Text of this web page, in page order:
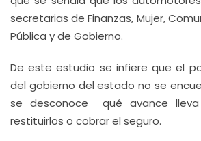
secretarias de Finanzas, Mujer,
Pública y de Gobierno.
De este estudio se infiere que el
del gobierno del estado no se
se desconoce qué avance
restituirlos o cobrar el seguro.